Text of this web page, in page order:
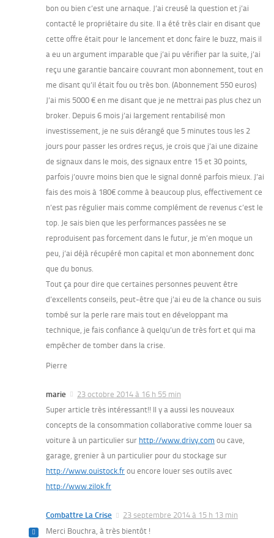
bon ou bien c’est une arnaque. J’ai creusé la question et j’ai
contacté le propriétaire du site. Il a été très clair en disant que
cette offre était pour le lancement et donc faire le buzz, mais il
a eu un argument imparable que j’ai pu vérifier par la suite, j’ai
reçu une garantie bancaire couvrant mon abonnement, tout en
me disant qu’il était fou ou très bon. (Abonnement 550 euros)
J’ai mis 5000 € en me disant que je ne mettrai pas plus chez un
broker. Depuis 6 mois j’ai largement rentabilisé mon
investissement, je ne suis dérangé que 5 minutes tous les 2
jours pour passer les ordres reçus, je crois que j’ai une dizaine
de signaux dans le mois, des signaux entre 15 et 30 points,
parfois j’ouvre moins bien que le signal donné parfois mieux. J’ai
fais des mois à 180€ comme à beaucoup plus, effectivement ce
n’est pas régulier mais comme complément de revenus c’est le
top. Je sais bien que les performances passées ne se
reproduisent pas forcement dans le futur, je m’en moque un
peu, j’ai déjà récupéré mon capital et mon abonnement donc
que du bonus.
Tout ça pour dire que certaines personnes peuvent être
d’excellents conseils, peut-être que j’ai eu de la chance ou suis
tombé sur la perle rare mais tout en développant ma
technique, je fais confiance à quelqu’un de très fort et qui ma
empêcher de tomber dans la crise.
Pierre
marie
23 octobre 2014 à 16 h 55 min
Super article très intéressant!! Il y a aussi les nouveaux
concepts de la consommation collaborative comme louer sa
voiture à un particulier sur http://www.drivy.com ou cave,
garage, grenier à un particulier pour du stockage sur
http://www.ouistock.fr ou encore louer ses outils avec
http://www.zilok.fr
Combattre La Crise
23 septembre 2014 à 15 h 13 min
Merci Bouchra, à très bientôt !